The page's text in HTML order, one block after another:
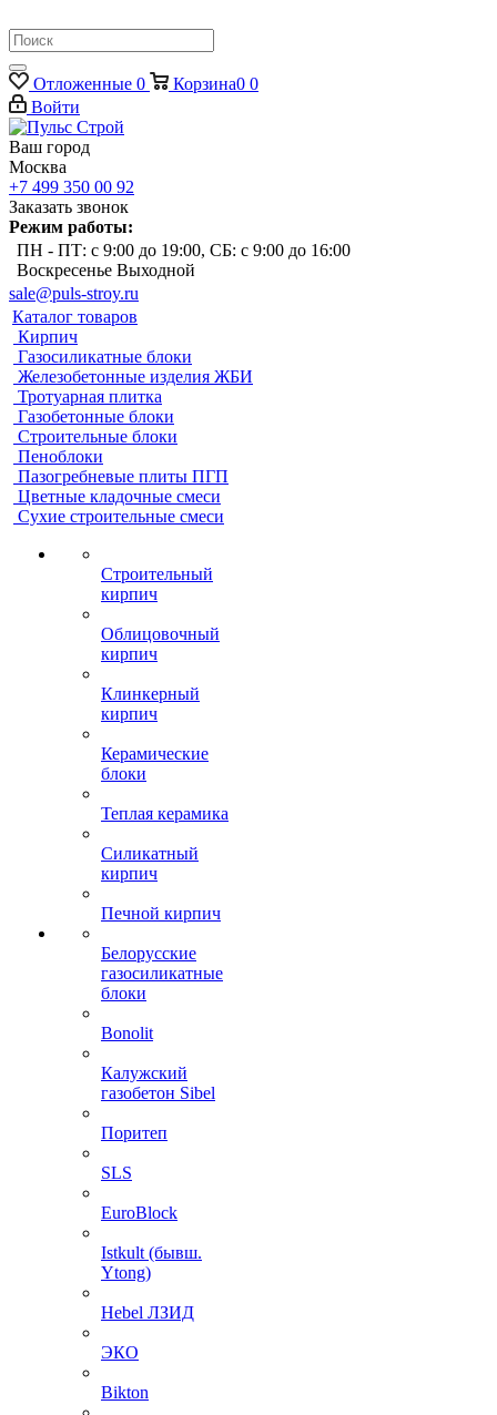
Отложенные 0 Корзина0 0
Войти
Ваш город
Москва
+7 499 350 00 92
Заказать звонок
Режим работы:
ПН - ПТ: с 9:00 до 19:00, СБ: с 9:00 до 16:00
Воскресенье Выходной
sale@puls-stroy.ru
Каталог товаров
Кирпич
Газосиликатные блоки
Железобетонные изделия ЖБИ
Тротуарная плитка
Газобетонные блоки
Строительные блоки
Пеноблоки
Пазогребневые плиты ПГП
Цветные кладочные смеси
Сухие строительные смеси
Строительный
кирпич
Облицовочный
кирпич
Клинкерный
кирпич
Керамические
блоки
Теплая керамика
Силикатный
кирпич
Печной кирпич
Белорусские
газосиликатные
блоки
Bonolit
Калужский
газобетон Sibel
Поритеп
SLS
EuroBlock
Istkult (бывш.
Ytong)
Hebel ЛЗИД
ЭКО
Bikton